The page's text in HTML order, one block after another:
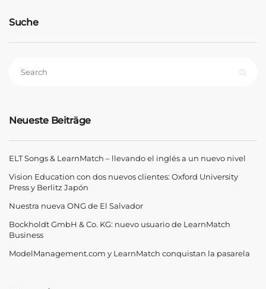
Suche
Neueste Beiträge
ELT Songs & LearnMatch – llevando el inglés a un nuevo nivel
Vision Education con dos nuevos clientes: Oxford University
Press y Berlitz Japón
Nuestra nueva ONG de El Salvador
Bockholdt GmbH & Co. KG: nuevo usuario de LearnMatch
Business
ModelManagement.com y LearnMatch conquistan la pasarela